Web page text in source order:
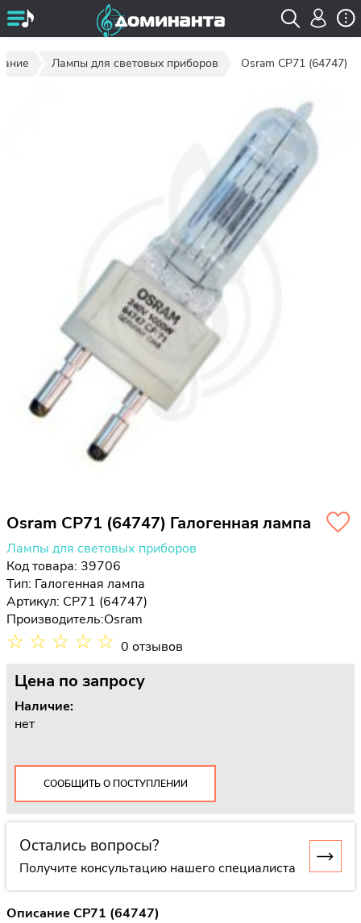
Лампы для световых приборов Osram CP71 (64747)
Osram CP71 (64747) Галогенная лампа
Лампы для световых приборов
Код товара: 39706
Тип: Галогенная лампа
Артикул: CP71 (64747)
Производитель:Osram
☆ ☆ ☆ ☆ ☆ 0 отзывов
Цена по запросу
Наличие:
нет
СООБЩИТЬ О ПОСТУПЛЕНИИ
Остались вопросы?
Получите консультацию нашего специалиста
Описание CP71 (64747)